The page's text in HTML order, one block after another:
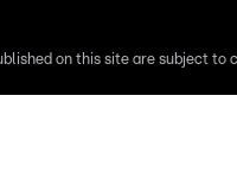
on this site are subject